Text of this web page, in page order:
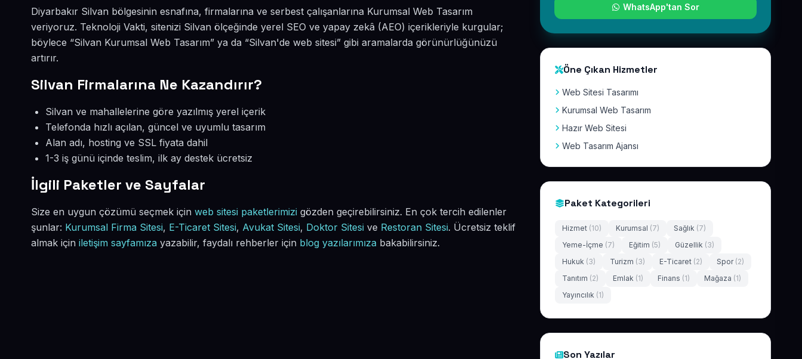
Diyarbakır Silvan bölgesinin esnafına, firmalarına ve serbest çalışanlarına Kurumsal Web Tasarım
veriyoruz. Teknoloji Vakti, sitenizi Silvan ölçeğinde yerel SEO ve yapay zekâ (AEO) içerikleriyle kurgular;
böylece “Silvan Kurumsal Web Tasarım” ya da “Silvan'de web sitesi” gibi aramalarda görünürlüğünüzü
artırır.
Silvan Firmalarına Ne Kazandırır?
Silvan ve mahallelerine göre yazılmış yerel içerik
Telefonda hızlı açılan, güncel ve uyumlu tasarım
Alan adı, hosting ve SSL fiyata dahil
1-3 iş günü içinde teslim, ilk ay destek ücretsiz
İlgili Paketler ve Sayfalar
Size en uygun çözümü seçmek için web sitesi paketlerimizi gözden geçirebilirsiniz. En çok tercih edilenler
şunlar: Kurumsal Firma Sitesi, E-Ticaret Sitesi, Avukat Sitesi, Doktor Sitesi ve Restoran Sitesi. Ücretsiz teklif
almak için iletişim sayfamıza yazabilir, faydalı rehberler için blog yazılarımıza bakabilirsiniz.
WhatsApp'tan Sor
Öne Çıkan Hizmetler
Web Sitesi Tasarımı
Kurumsal Web Tasarım
Hazır Web Sitesi
Web Tasarım Ajansı
Paket Kategorileri
Hizmet (10) Kurumsal (7) Sağlık (7)
Yeme-İçme (7) Eğitim (5) Güzellik (3)
Hukuk (3) Turizm (3) E-Ticaret (2) Spor (2)
Tanıtım (2) Emlak (1) Finans (1) Mağaza (1)
Yayıncılık (1)
Son Yazılar